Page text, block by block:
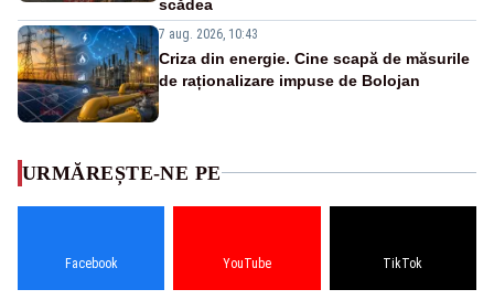
scădea
7 aug. 2026, 10:43
Criza din energie. Cine scapă de măsurile
de raționalizare impuse de Bolojan
URMĂREȘTE-NE PE
Facebook YouTube TikTok